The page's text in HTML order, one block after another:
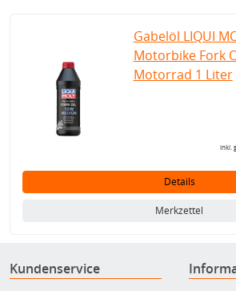
Gabelöl LIQUI
Motorbike Fork
Motorrad 1 Liter
inkl.
Details
Merkzettel
Kundenservice